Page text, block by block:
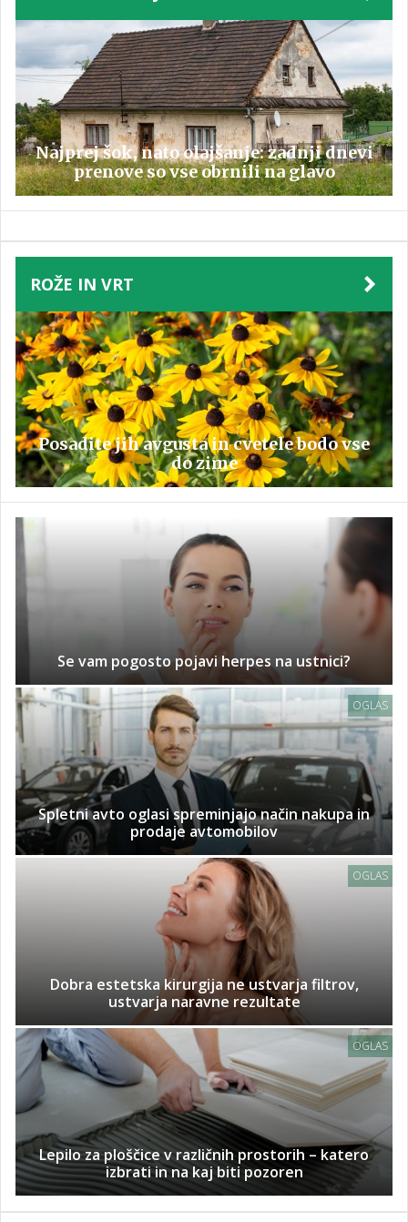
Najprej šok, nato olajšanje: zadnji dnevi
prenove so vse obrnili na glavo
ROŽE IN VRT
Posadite jih avgusta in cvetele bodo vse
do zime
Se vam pogosto pojavi herpes na ustnici?
OGLAS
Spletni avto oglasi spreminjajo način nakupa in
prodaje avtomobilov
OGLAS
Dobra estetska kirurgija ne ustvarja filtrov,
ustvarja naravne rezultate
OGLAS
Lepilo za ploščice v različnih prostorih – katero
izbrati in na kaj biti pozoren